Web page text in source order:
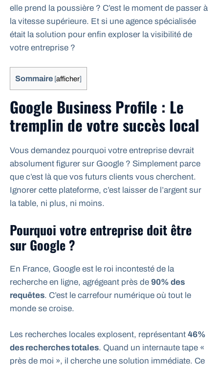
elle prend la poussière ? C’est le moment de passer à
la vitesse supérieure. Et si une agence spécialisée
était la solution pour enfin exploser la visibilité de
votre entreprise ?
Sommaire [afficher]
Google Business Profile : Le
tremplin de votre succès local
Vous demandez pourquoi votre entreprise devrait
absolument figurer sur Google ? Simplement parce
que c’est là que vos futurs clients vous cherchent.
Ignorer cette plateforme, c’est laisser de l’argent sur
la table, ni plus, ni moins.
Pourquoi votre entreprise doit être
sur Google ?
En France, Google est le roi incontesté de la
recherche en ligne, agrégeant près de 90% des
requêtes. C’est le carrefour numérique où tout le
monde se croise.
Les recherches locales explosent, représentant 46%
des recherches totales. Quand un internaute tape «
près de moi », il cherche une solution immédiate. Ce